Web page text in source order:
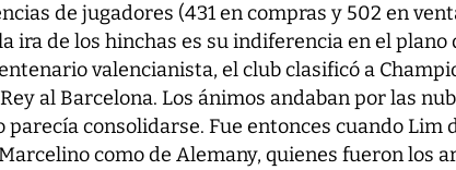
de jugadores (431 en compras y 502 en
ira de los hinchas es su indiferencia en el plano
valencianista, el club clasificó a
al Barcelona. Los ánimos andaban por las
parecía consolidarse. Fue entonces cuando Lim
como de Alemany, quienes fueron los